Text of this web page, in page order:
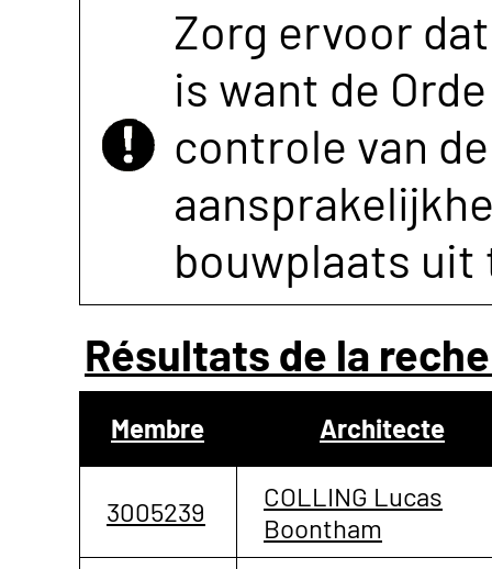
Zorg ervoor
is want de
controle van
bouwplaats uit
Résultats de la
Membre Architecte
3005239
COLLING Lucas
Boontham